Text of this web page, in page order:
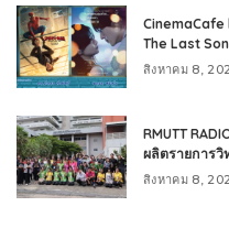
CinemaCafe
The Last
สิงหาคม 8,
RMUTT
ผลิตรายการวิ
สิงหาคม 8,